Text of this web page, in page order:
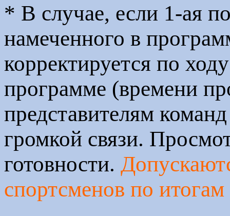
* В случае, если 1-ая
намеченного в
корректируется по
программе (времени
представителям
громкой связи.
готовности.
спортсменов по итогам